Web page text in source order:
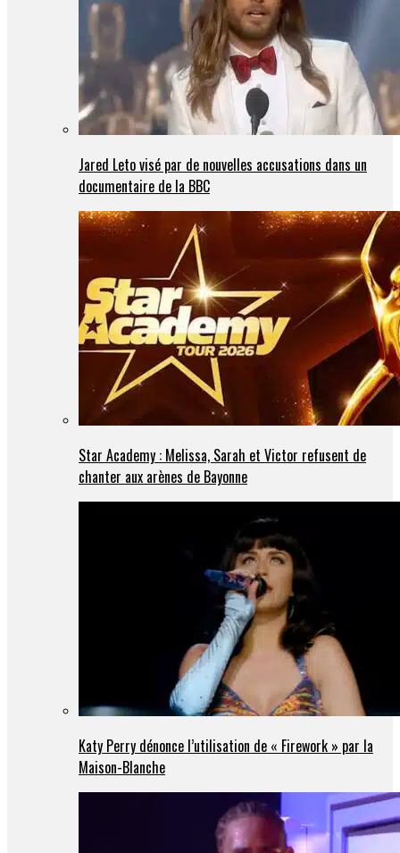
Jared Leto visé par de nouvelles accusations dans un
documentaire de la BBC
Star Academy : Melissa, Sarah et Victor refusent de
chanter aux arènes de Bayonne
Katy Perry dénonce l’utilisation de « Firework » par la
Maison-Blanche